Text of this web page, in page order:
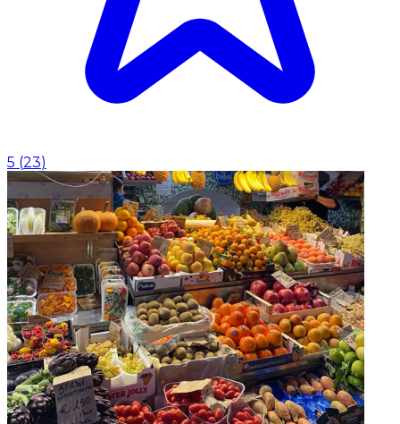
5 (23)